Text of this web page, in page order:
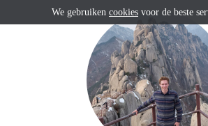
We gebruiken cookies voor de beste